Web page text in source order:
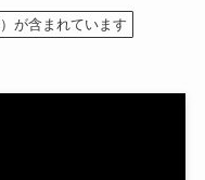
が含まれています